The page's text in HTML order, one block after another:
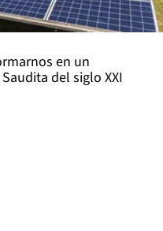
en un
del siglo XXI